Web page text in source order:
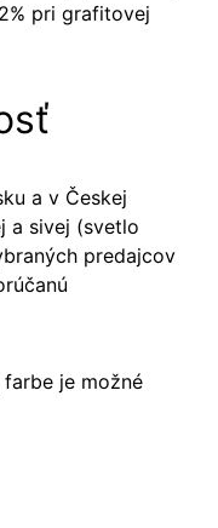
pri grafitovej
a v Českej
a sivej (svetlo
predajcov
je možné